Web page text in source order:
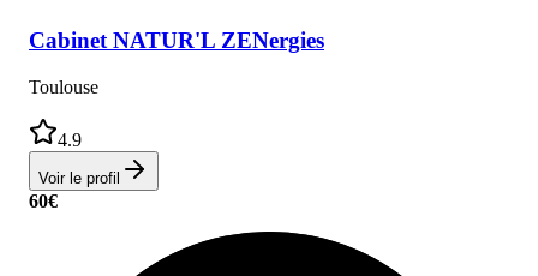
Cabinet NATUR'L ZENergies
Toulouse
4.9
Voir le profil
60€